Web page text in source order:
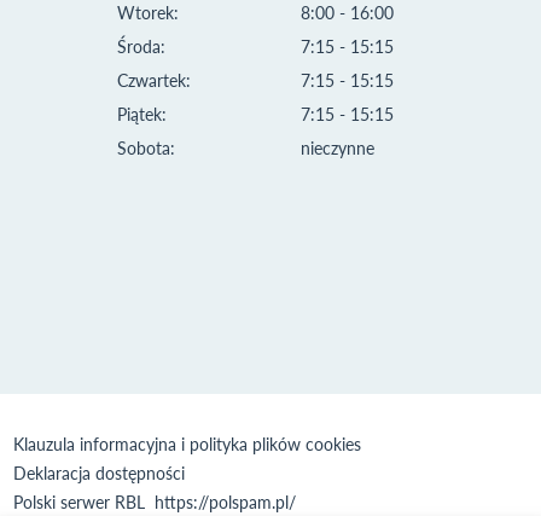
Wtorek:
Środa:
Czwartek:
Piątek:
Sobota:
8:00 - 16:00
7:15 - 15:15
7:15 - 15:15
7:15 - 15:15
nieczynne
Klauzula informacyjna i polityka plików cookies
Deklaracja dostępności
Polski serwer RBL https://polspam.pl/